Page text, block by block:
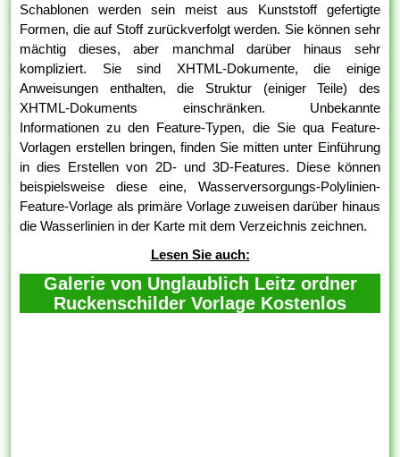
Schablonen werden sein meist aus Kunststoff gefertigte
Formen, die auf Stoff zurückverfolgt werden. Sie können sehr
mächtig dieses, aber manchmal darüber hinaus sehr
kompliziert. Sie sind XHTML-Dokumente, die einige
Anweisungen enthalten, die Struktur (einiger Teile) des
XHTML-Dokuments einschränken. Unbekannte
Informationen zu den Feature-Typen, die Sie qua Feature-
Vorlagen erstellen bringen, finden Sie mitten unter Einführung
in dies Erstellen von 2D- und 3D-Features. Diese können
beispielsweise diese eine, Wasserversorgungs-Polylinien-
Feature-Vorlage als primäre Vorlage zuweisen darüber hinaus
die Wasserlinien in der Karte mit dem Verzeichnis zeichnen.
Lesen Sie auch:
Galerie von Unglaublich Leitz ordner
Ruckenschilder Vorlage Kostenlos